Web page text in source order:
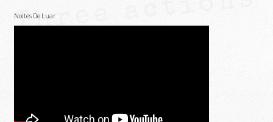
Noites De Luar